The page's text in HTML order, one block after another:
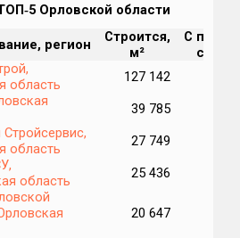
Орловской области
регион
Строится,
м²
С
область
127 142
39 785
область
27 749
область
25 436
20 647